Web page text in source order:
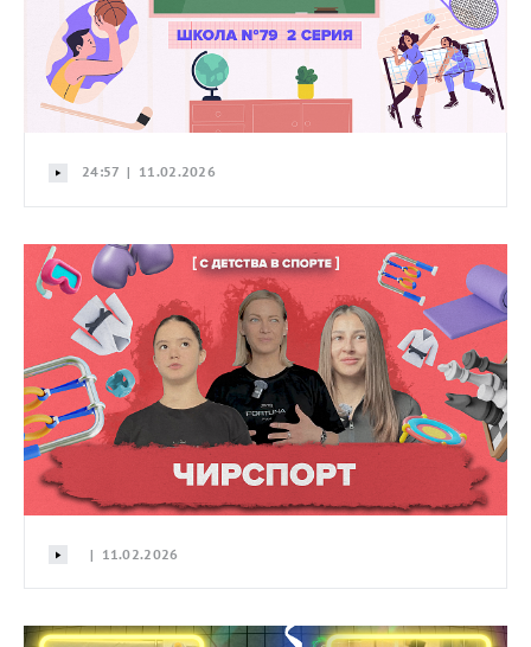
24:57 | 11.02.2026
| 11.02.2026